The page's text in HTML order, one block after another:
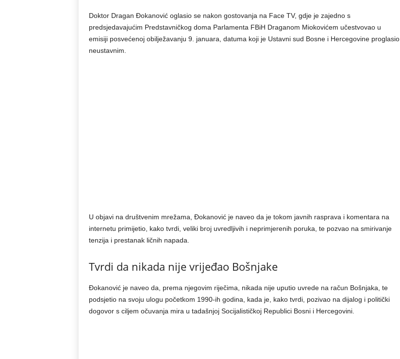
Doktor Dragan Đokanović oglasio se nakon gostovanja na Face TV, gdje je zajedno s
predsjedavajućim Predstavničkog doma Parlamenta FBiH Draganom Miokovićem učestvovao u
emisiji posvećenoj obilježavanju 9. januara, datuma koji je Ustavni sud Bosne i Hercegovine proglasio
neustavnim.
U objavi na društvenim mrežama, Đokanović je naveo da je tokom javnih rasprava i komentara na
internetu primijetio, kako tvrdi, veliki broj uvredljivih i neprimjerenih poruka, te pozvao na smirivanje
tenzija i prestanak ličnih napada.
Tvrdi da nikada nije vrijeđao Bošnjake
Đokanović je naveo da, prema njegovim riječima, nikada nije uputio uvrede na račun Bošnjaka, te
podsjetio na svoju ulogu početkom 1990-ih godina, kada je, kako tvrdi, pozivao na dijalog i politički
dogovor s ciljem očuvanja mira u tadašnjoj Socijalističkoj Republici Bosni i Hercegovini.